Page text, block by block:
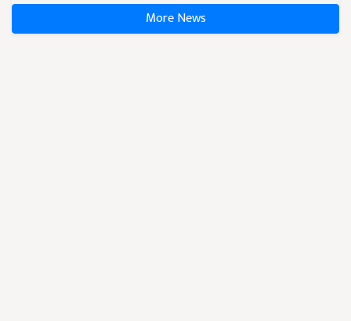
More News